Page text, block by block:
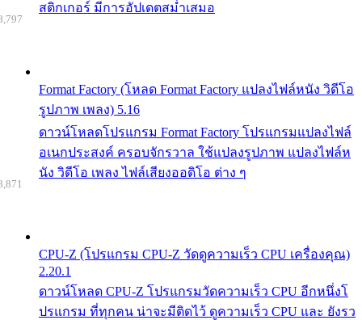
สติกเกอร์ มีการอัปเดตสม่ำเสมอ
Format Factory (โหลด Format Factory แปลงไฟล์หนัง วิดีโอ
รูปภาพ เพลง) 5.16
ดาวน์โหลดโปรแกรม Format Factory โปรแกรมแปลงไฟล์
อเนกประสงค์ ครอบจักรวาล ใช้แปลงรูปภาพ แปลงไฟล์ห
นัง วิดีโอ เพลง ไฟล์เสียงออดิโอ ต่าง ๆ
CPU-Z (โปรแกรม CPU-Z วัดดูความเร็ว CPU เครื่องคุณ)
2.20.1
ดาวน์โหลด CPU-Z โปรแกรมวัดความเร็ว CPU อีกหนึ่งโ
ปรแกรม ที่ทุกคน น่าจะมีติดไว้ ดูความเร็ว CPU และ ยังรว